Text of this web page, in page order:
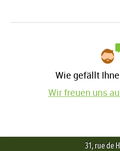
Wie gefällt
Wir freuen uns
31, rue de